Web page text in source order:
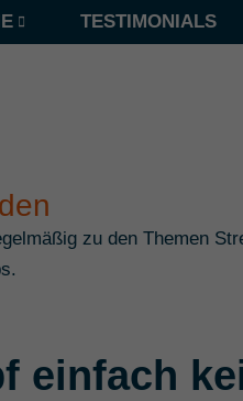
TESTIMONIALS
zu den Themen
einfach